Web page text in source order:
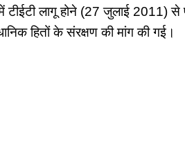
टीईटी लागू होने (27 जुलाई 2011) से
हितों के संरक्षण की मांग की गई।